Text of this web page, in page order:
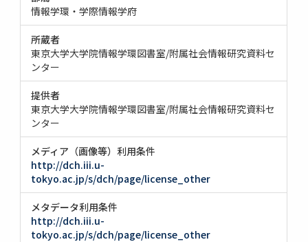
情報学環・学際情報学府
所蔵者
東京大学大学院情報学環図書室/附属社会情報研究資料セ
ンター
提供者
東京大学大学院情報学環図書室/附属社会情報研究資料セ
ンター
メディア（画像等）利用条件
http://dch.iii.u-
tokyo.ac.jp/s/dch/page/license_other
メタデータ利用条件
http://dch.iii.u-
tokyo.ac.jp/s/dch/page/license_other